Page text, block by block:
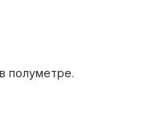
полуметре.